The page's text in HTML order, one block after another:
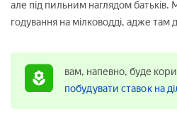
але під пильним наглядом
годування на мілководді, адже там
вам, напевно, буде
побудувати ставок на